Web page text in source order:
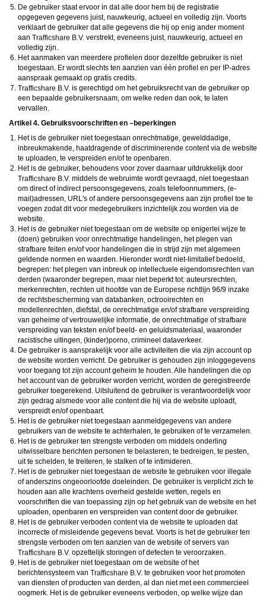
De gebruiker staat ervoor in dat alle door hem bij de registratie
opgegeven gegevens juist, nauwkeurig, actueel en volledig zijn. Voorts
verklaart de gebruiker dat alle gegevens die hij op enig ander moment
aan
verstrekt, eveneens juist, nauwkeurig, actueel en
volledig zijn.
Het aanmaken van meerdere profielen door dezelfde gebruiker is niet
toegestaan. Er wordt slechts ten aanzien van één profiel en per IP-adres
aanspraak gemaakt op gratis credits.
is gerechtigd om het gebruiksrecht van de gebruiker op
een bepaalde gebruikersnaam, om welke reden dan ook, te laten
vervallen.
Artikel 4. Gebruiksvoorschriften en –beperkingen
Het is de gebruiker niet toegestaan onrechtmatige, gewelddadige,
inbreukmakende, haatdragende of discriminerende content via de website
te uploaden, te verspreiden en/of te openbaren.
Het is de gebruiker, behoudens voor zover daarnaar uitdrukkelijk door
middels de webruimte wordt gevraagd, niet toegestaan
om direct of indirect persoonsgegevens, zoals telefoonnummers, (e-
mail)adressen, URL's of andere persoonsgegevens aan zijn profiel toe te
voegen zodat dit voor medegebruikers inzichtelijk zou worden via de
website.
Het is de gebruiker niet toegestaan om de website op enigerlei wijze te
(doen) gebruiken voor onrechtmatige handelingen, het plegen van
strafbare feiten en/of voor handelingen die in strijd zijn met algemeen
geldende normen en waarden. Hieronder wordt niet-limitatief bedoeld,
begrepen: het plegen van inbreuk op intellectuele eigendomsrechten van
derden (waaronder begrepen, maar niet beperkt tot: auteursrechten,
merkenrechten, rechten uit hoofde van de Europese richtlijn 96/9 inzake
de rechtsbescherming van databanken, octrooirechten en
modellenrechten, diefstal, de onrechtmatige en/of strafbare verspreiding
van geheime of vertrouwelijke informatie, de onrechtmatige of strafbare
verspreiding van teksten en/of beeld- en geluidsmateriaal, waaronder
racistische uitingen, (kinder)porno, crimineel dataverkeer.
De gebruiker is aansprakelijk voor alle activiteiten die via zijn account op
de website worden verricht. De gebruiker is gehouden zijn inloggegevens
voor toegang tot zijn account geheim te houden. Alle handelingen die op
het account van de gebruiker worden verricht, worden de geregistreerde
gebruiker toegerekend. Uitsluitend de gebruiker is verantwoordelijk voor
zijn gedrag alsmede voor alle content die hij via de website uploadt,
verspreidt en/of openbaart.
Het is de gebruiker niet toegestaan aanmeldgegevens van andere
gebruikers van de website te achterhalen, te gebruiken of te verzamelen.
Het is de gebruiker ten strengste verboden om middels onderling
uitwisselbare berichten personen te belasteren, te bedreigen, te pesten,
uit te schelden, te treiteren, te stalken of te intimideren.
Het is de gebruiker niet toegestaan de website te gebruiken voor illegale
of anderszins ongeoorloofde doeleinden. De gebruiker is verplicht zich te
houden aan alle krachtens overheid gestelde wetten, regels en
voorschriften die van toepassing zijn op het gebruik van de website en het
uploaden, openbaren en verspreiden van content door de gebruiker.
Het is de gebruiker verboden content via de website te uploaden dat
incorrecte of misleidende gegevens bevat. Voorts is het de gebruiker ten
strengste verboden om ten aanzien van de website of servers van
opzettelijk storingen of defecten te veroorzaken.
Het is de gebruiker niet toegestaan om de website of het
berichtensysteem van
te gebruiken voor het promoten
van diensten of producten van derden, al dan niet met een commercieel
oogmerk. Het is de gebruiker eveneens verboden, op welke wijze dan